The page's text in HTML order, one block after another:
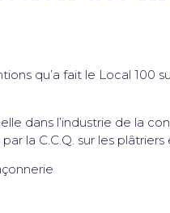
qu’a fait le Local 100
dans l’industrie de la
la C.C.Q. sur les